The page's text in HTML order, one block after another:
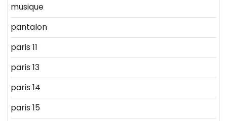
musique
pantalon
paris 11
paris 13
paris 14
paris 15